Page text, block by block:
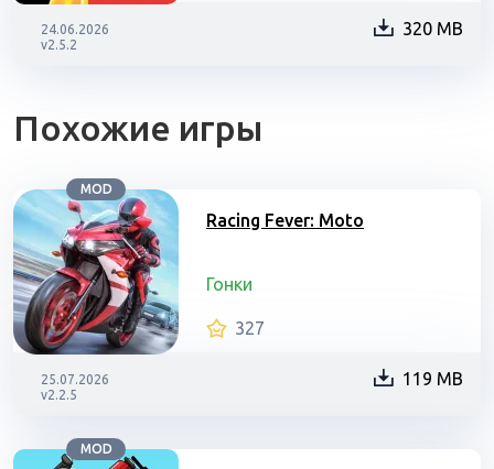
24.06.2026
v2.5.2
320 MB
Похожие игры
MOD
Racing Fever: Moto
Гонки
327
25.07.2026
v2.2.5
119 MB
MOD